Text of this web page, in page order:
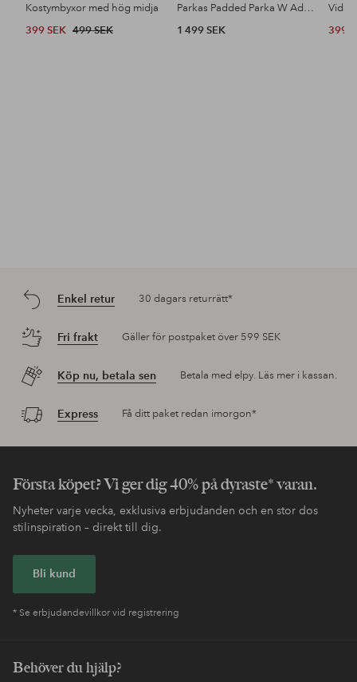
Kostymbyxor med hög midja
399 SEK 499 SEK
Parkas Padded Parka W Adjustable Waist
1 499 SEK
399
Enkel retur 30 dagars returrätt*
Fri frakt Gäller för postpaket över 599 SEK
Köp nu, betala sen Betala med elpy. Läs mer i kassan.
Express Få ditt paket redan imorgon*
Första köpet? Vi ger dig 40% på dyraste* varan.
Nyheter varje vecka, exklusiva erbjudanden och en stor dos
stilinspiration – direkt till dig.
Bli kund
* Se erbjudandevillkor vid registrering
Behöver du hjälp?